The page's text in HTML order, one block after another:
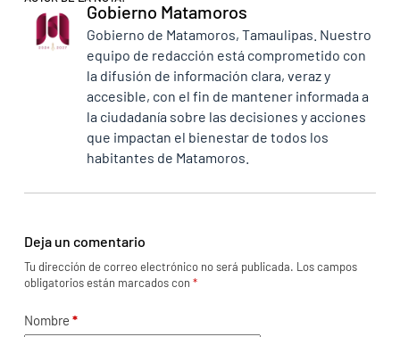
Gobierno Matamoros
Gobierno de Matamoros, Tamaulipas. Nuestro
equipo de redacción está comprometido con
la difusión de información clara, veraz y
accesible, con el fin de mantener informada a
la ciudadanía sobre las decisiones y acciones
que impactan el bienestar de todos los
habitantes de Matamoros.
Deja un comentario
Tu dirección de correo electrónico no será publicada. Los campos
obligatorios están marcados con *
Nombre *